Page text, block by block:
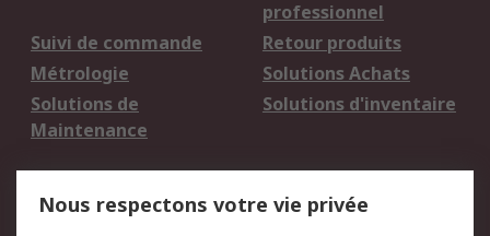
professionnel
Suivi de commande
Retour produits
Métrologie
Solutions Achats
Solutions de
Maintenance
Solutions d'inventaire
Nous respectons votre vie privée